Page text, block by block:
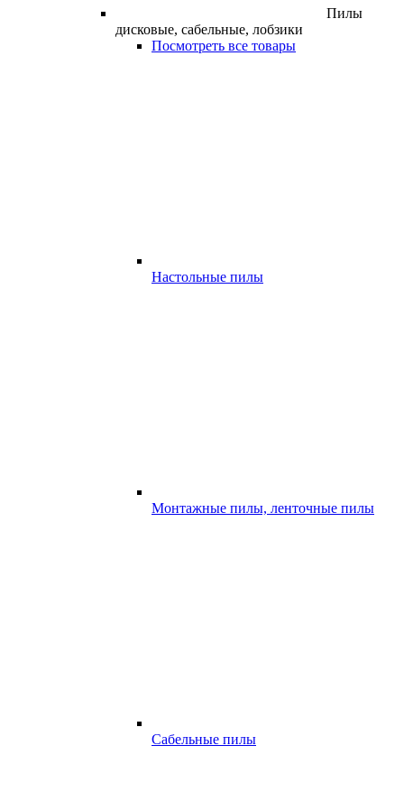
Пилы
дисковые, сабельные, лобзики
Посмотреть все товары
Настольные пилы
Монтажные пилы, ленточные пилы
Сабельные пилы